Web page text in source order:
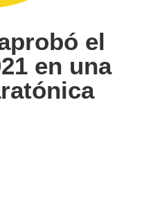
el
en una